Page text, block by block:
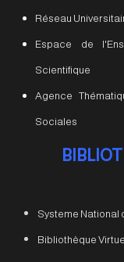
Réseau
Espace de
Scientifique
Agence
Sociales
Systeme National
Bibliothèque